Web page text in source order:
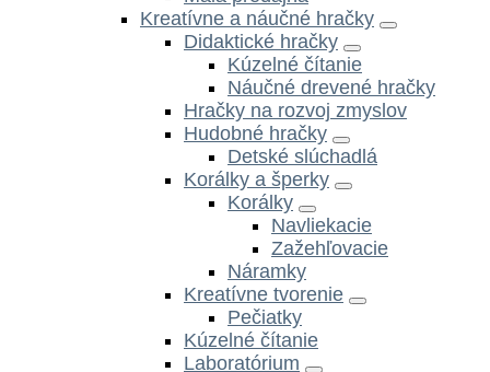
Kreatívne a náučné hračky
Didaktické hračky
Kúzelné čítanie
Náučné drevené hračky
Hračky na rozvoj zmyslov
Hudobné hračky
Detské slúchadlá
Korálky a šperky
Korálky
Navliekacie
Zažehľovacie
Náramky
Kreatívne tvorenie
Pečiatky
Kúzelné čítanie
Laboratórium